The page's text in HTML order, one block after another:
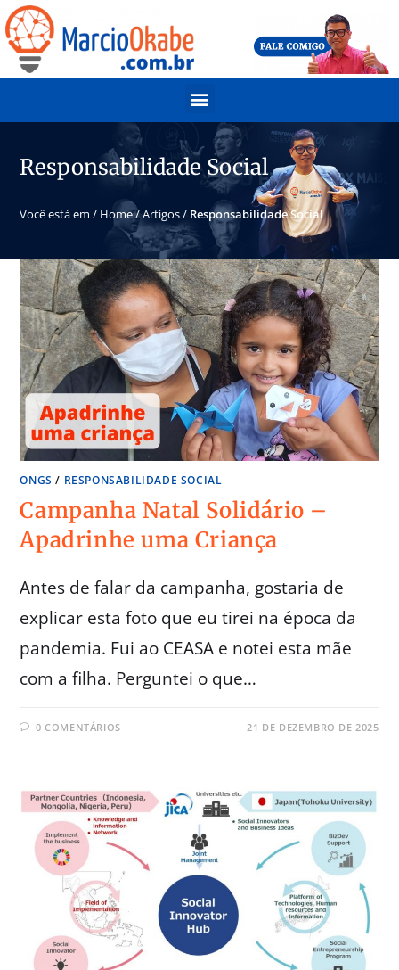
Responsabilidade Social
Você está em / Home/Artigos/ Responsabilidade Social
ONGS / RESPONSABILIDADE SOCIAL
Campanha Natal Solidário –
Apadrinhe uma Criança
Antes de falar da campanha, gostaria de
explicar esta foto que eu tirei na época da
pandemia. Fui ao CEASA e notei esta mãe
com a filha. Perguntei o que…
0 COMENTÁRIOS 21 DE DEZEMBRO DE 2025